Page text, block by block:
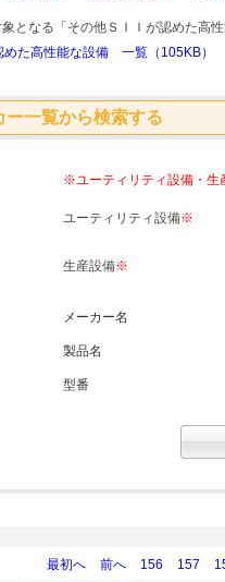
となる「その他ＳＩＩが認めた高
めた高性能な設備 一覧（105KB）
ー一覧から検索する
※ユーティリティ設備・生
ユーティリティ設備※
生産設備※
メーカー名
製品名
型番
最初へ
前へ 156 157